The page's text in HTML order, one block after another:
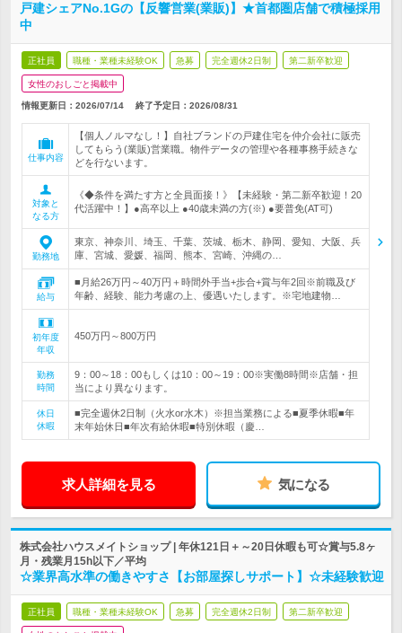
戸建シェアNo.1Gの【反響営業(業販)】★首都圏店舗で積極採用
中
正社員 職種・業種未経験OK 急募 完全週休2日制 第二新卒歓迎
女性のおしごと掲載中
情報更新日：2026/07/14 終了予定日： 2026/08/31
仕事内容
【個人ノルマなし！】自社ブランドの戸建住宅を仲介会社に販売
してもらう(業販)営業職。物件データの管理や各種事務手続きな
どを行ないます。
対象と
なる方
《◆条件を満たす方と全員面接！》【未経験・第二新卒歓迎！20
代活躍中！】●高卒以上 ●40歳未満の方(※) ●要普免(AT可)
勤務地
東京、神奈川、埼玉、千葉、茨城、栃木、静岡、愛知、大阪、兵
庫、宮城、愛媛、福岡、熊本、宮崎、沖縄の…
給与
■月給26万円～40万円＋時間外手当+歩合+賞与年2回※前職及び
年齢、経験、能力考慮の上、優遇いたします。※宅地建物…
初年度
年収
450万円～800万円
勤務
時間
9：00～18：00もしくは10：00～19：00※実働8時間※店舗・担
当により異なります。
休日
休暇
■完全週休2日制（火水or水木）※担当業務による■夏季休暇■年
末年始休日■年次有給休暇■特別休暇（慶…
求人詳細を見る 気になる
株式会社ハウスメイトショップ | 年休121日＋～20日休暇も可☆賞与5.8ヶ
月・残業月15h以下／平均
☆業界高水準の働きやすさ【お部屋探しサポート】☆未経験歓迎
正社員 職種・業種未経験OK 急募 完全週休2日制 第二新卒歓迎